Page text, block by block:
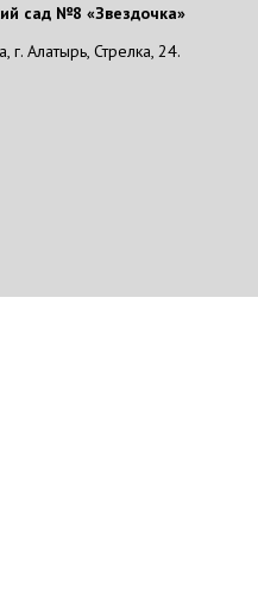
сад №8 «Звездочка»
Алатырь, Стрелка, 24.